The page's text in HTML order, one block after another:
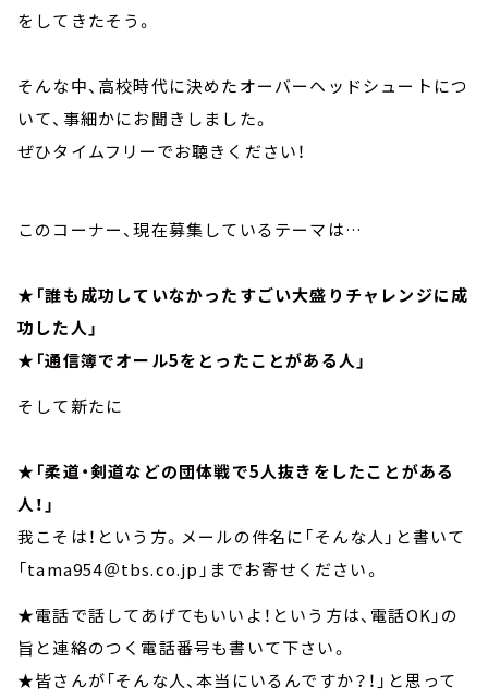
をしてきたそう。
そんな中、高校時代に決めたオーバーヘッドシュートにつ
いて、事細かにお聞きしました。
ぜひタイムフリーでお聴きください！
このコーナー、現在募集しているテーマは…
★ 「誰も成功していなかったすごい大盛りチャレンジに成
功した人」
★「通信簿でオール5をとったことがある人」
そして新たに
★「柔道・剣道などの団体戦で5人抜きをしたことがある
人！」
我こそは！という方。メールの件名に「そんな人」と書いて
「tama954＠tbs.co.jp」までお寄せください。
★電話で話してあげてもいいよ！という方は、電話OK」の
旨と連絡のつく電話番号も書いて下さい。
★皆さんが「そんな人、本当にいるんですか？！」と思って